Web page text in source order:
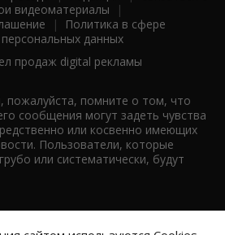
видеоматериалы |
|
Политика в сфере
данных
продаж digital рекламы
пожалуйста, помните о том, что
сообщения могут задеть чувства
или косвенно имеющих
Пользователи, которые
или систематически, будут